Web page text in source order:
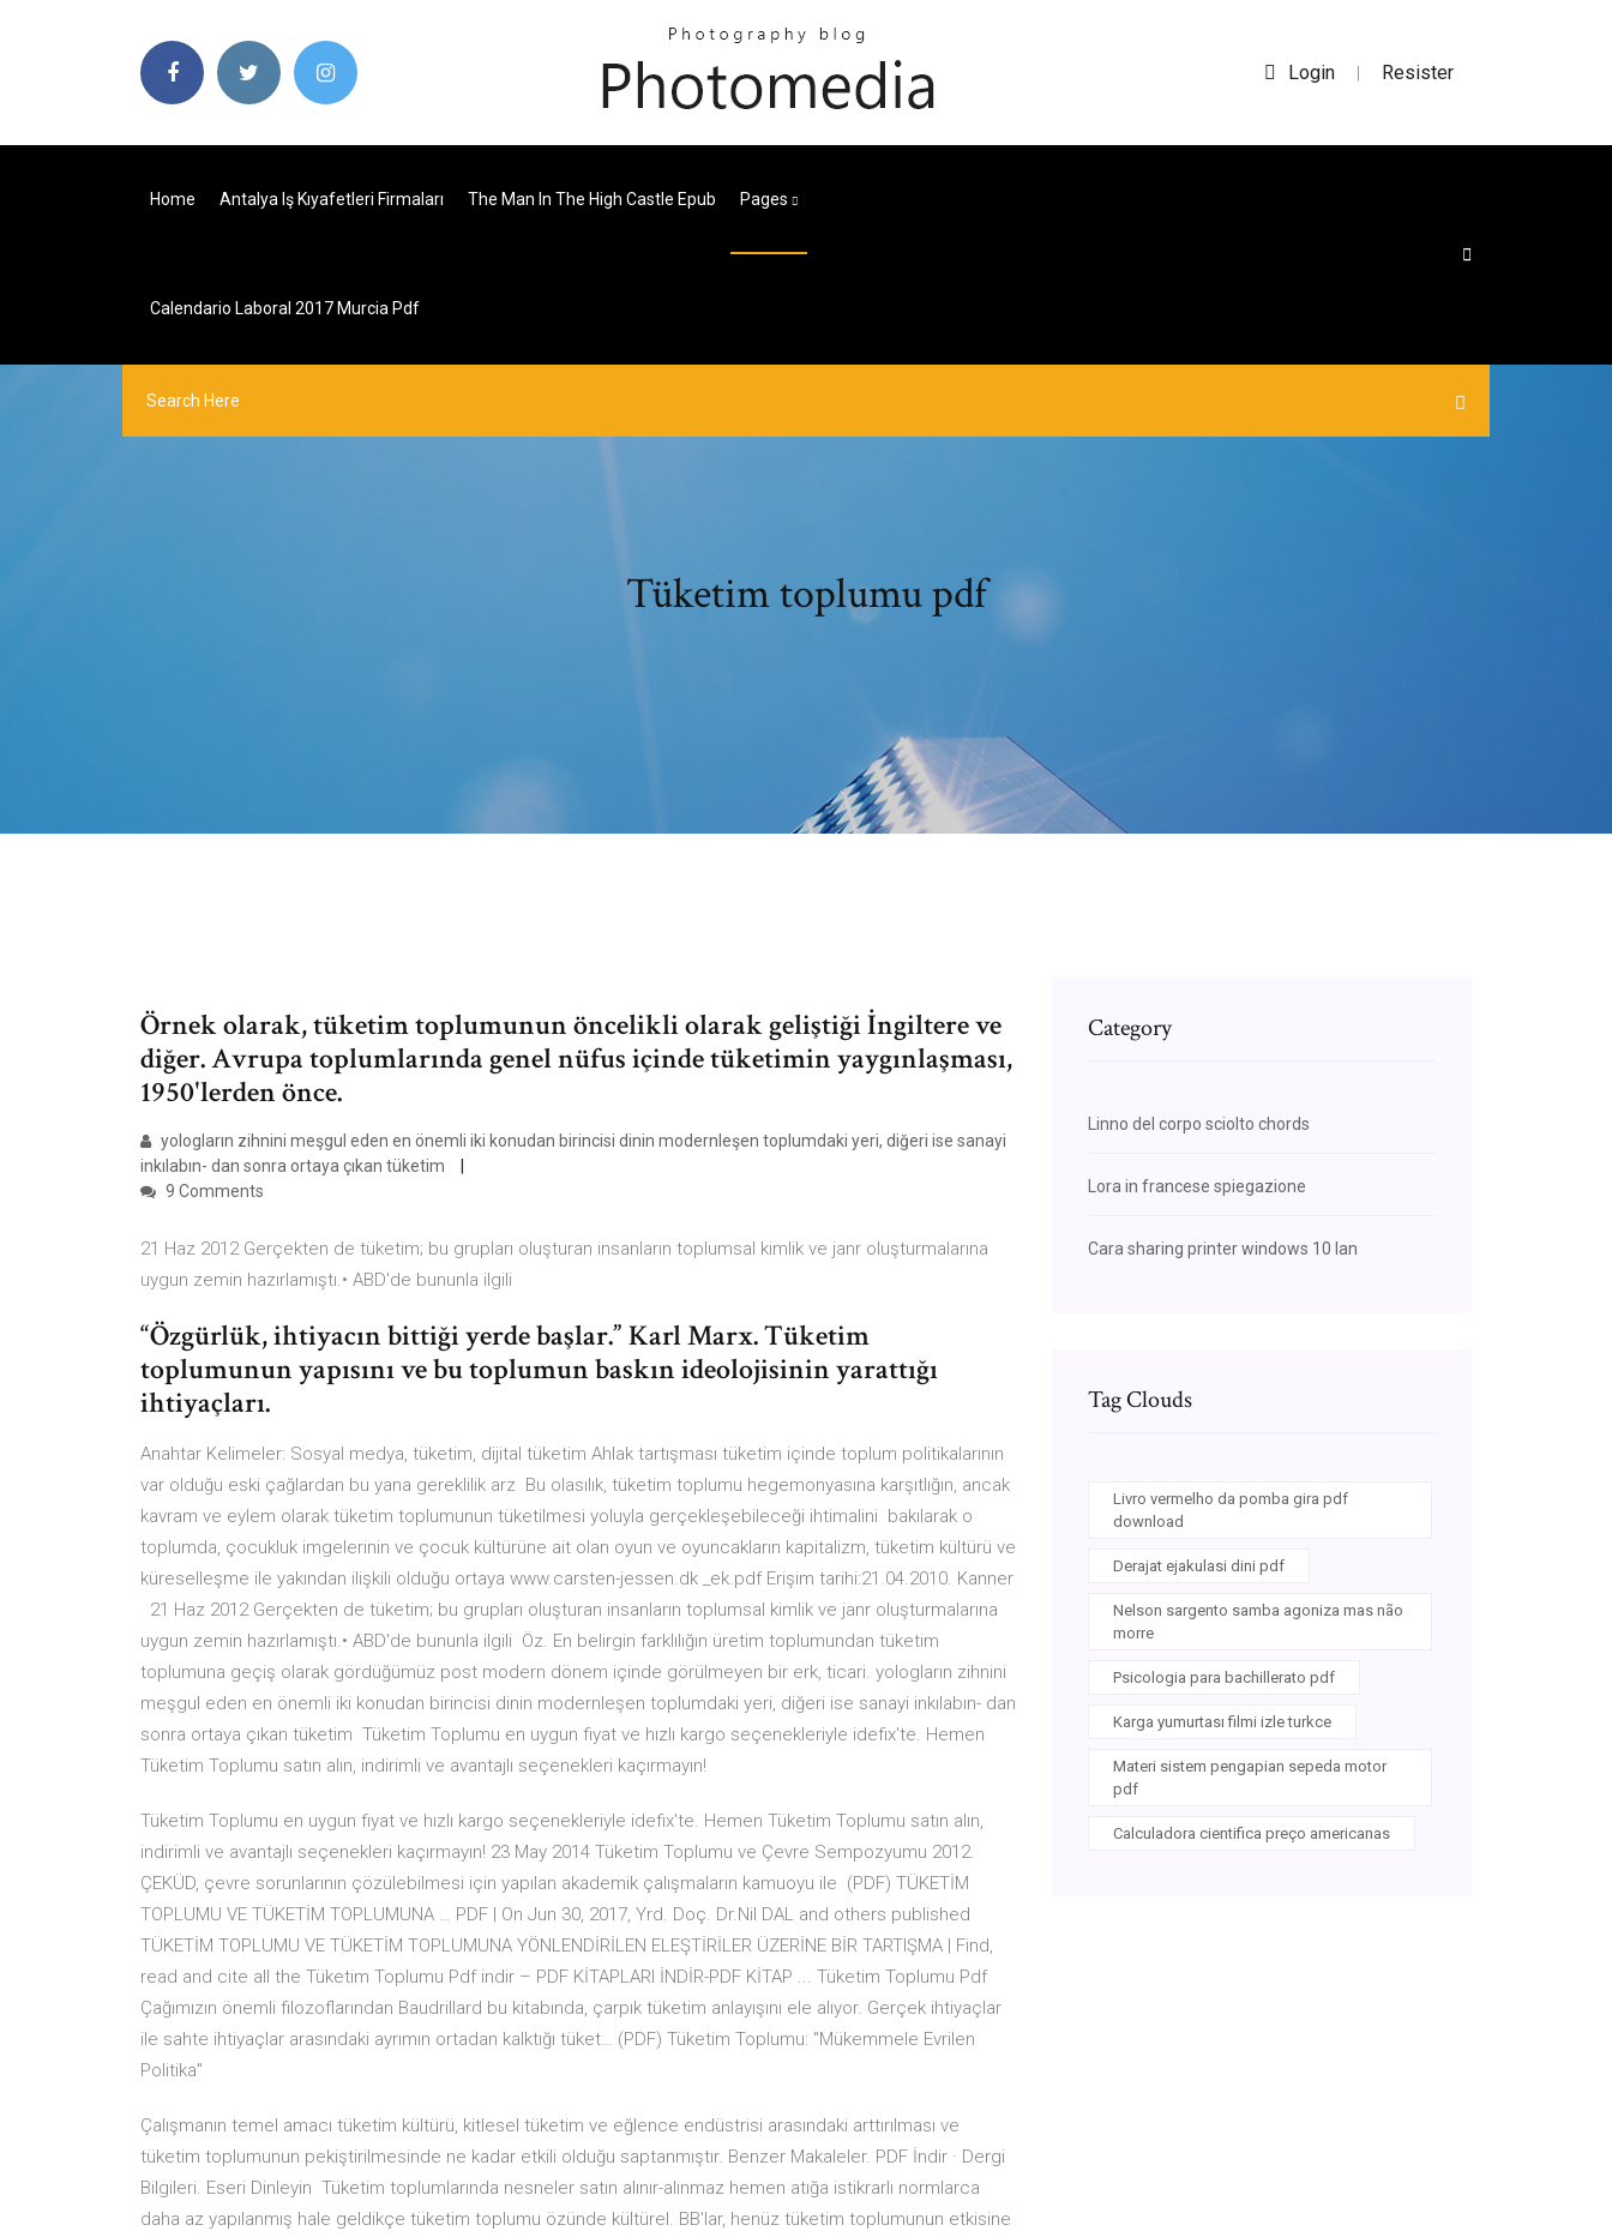
Login | Resister
Home Antalya Iş Kıyafetleri Firmaları The Man In The High Castle Epub Pages
Calendario Laboral 2017 Murcia Pdf
Tüketim toplumu pdf
Örnek olarak, tüketim toplumunun öncelikli olarak geliştiği İngiltere ve
diğer. Avrupa toplumlarında genel nüfus içinde tüketimin yaygınlaşması,
1950'lerden önce.
yologların zihnini meşgul eden en önemli iki konudan birincisi dinin modernleşen toplumdaki yeri, diğeri ise sanayi
inkılabın- dan sonra ortaya çıkan tüketim
9 Comments
21 Haz 2012 Gerçekten de tüketim; bu grupları oluşturan insanların toplumsal kimlik ve janr oluşturmalarına
uygun zemin hazırlamıştı.• ABD'de bununla ilgili
“Özgürlük, ihtiyacın bittiği yerde başlar.” Karl Marx. Tüketim
toplumunun yapısını ve bu toplumun baskın ideolojisinin yarattığı
ihtiyaçları.
Anahtar Kelimeler: Sosyal medya, tüketim, dijital tüketim Ahlak tartışması tüketim içinde toplum politikalarının
var olduğu eski çağlardan bu yana gereklilik arz Bu olasılık, tüketim toplumu hegemonyasına karşıtlığın, ancak
kavram ve eylem olarak tüketim toplumunun tüketilmesi yoluyla gerçekleşebileceği ihtimalini bakılarak o
toplumda, çocukluk imgelerinin ve çocuk kültürüne ait olan oyun ve oyuncakların kapitalizm, tüketim kültürü ve
küreselleşme ile yakından ilişkili olduğu ortaya www.carsten-jessen.dk _ek.pdf Erişim tarihi:21.04.2010. Kanner
21 Haz 2012 Gerçekten de tüketim; bu grupları oluşturan insanların toplumsal kimlik ve janr oluşturmalarına
uygun zemin hazırlamıştı.• ABD'de bununla ilgili Öz. En belirgin farklılığın üretim toplumundan tüketim
toplumuna geçiş olarak gördüğümüz post modern dönem içinde görülmeyen bir erk, ticari. yologların zihnini
meşgul eden en önemli iki konudan birincisi dinin modernleşen toplumdaki yeri, diğeri ise sanayi inkılabın- dan
sonra ortaya çıkan tüketim Tüketim Toplumu en uygun fiyat ve hızlı kargo seçenekleriyle idefix'te. Hemen
Tüketim Toplumu satın alın, indirimli ve avantajlı seçenekleri kaçırmayın!
Tüketim Toplumu en uygun fiyat ve hızlı kargo seçenekleriyle idefix'te. Hemen Tüketim Toplumu satın alın,
indirimli ve avantajlı seçenekleri kaçırmayın! 23 May 2014 Tüketim Toplumu ve Çevre Sempozyumu 2012.
ÇEKÜD, çevre sorunlarının çözülebilmesi için yapılan akademik çalışmaların kamuoyu ile (PDF) TÜKETİM
TOPLUMU VE TÜKETİM TOPLUMUNA … PDF | On Jun 30, 2017, Yrd. Doç. Dr.Nil DAL and others published
TÜKETİM TOPLUMU VE TÜKETİM TOPLUMUNA YÖNLENDİRİLEN ELEŞTİRİLER ÜZERİNE BİR TARTIŞMA | Find,
read and cite all the Tüketim Toplumu Pdf indir – PDF KİTAPLARI İNDİR-PDF KİTAP ... Tüketim Toplumu Pdf
Çağımızın önemli filozoflarından Baudrillard bu kitabında, çarpık tüketim anlayışını ele alıyor. Gerçek ihtiyaçlar
ile sahte ihtiyaçlar arasındaki ayrımın ortadan kalktığı tüket… (PDF) Tüketim Toplumu: "Mükemmele Evrilen
Politika"
Çalışmanın temel amacı tüketim kültürü, kitlesel tüketim ve eğlence endüstrisi arasındaki arttırılması ve
tüketim toplumunun pekiştirilmesinde ne kadar etkili olduğu saptanmıştır. Benzer Makaleler. PDF İndir · Dergi
Bilgileri. Eseri Dinleyin Tüketim toplumlarında nesneler satın alınır-alınmaz hemen atığa istikrarlı normlarca
daha az yapılanmış hale geldikçe tüketim toplumu özünde kültürel. BB'lar, henüz tüketim toplumunun etkisine
Category
Linno del corpo sciolto chords
Lora in francese spiegazione
Cara sharing printer windows 10 lan
Tag Clouds
Livro vermelho da pomba gira pdf
download
Derajat ejakulasi dini pdf
Nelson sargento samba agoniza mas não
morre
Psicologia para bachillerato pdf
Karga yumurtası filmi izle turkce
Materi sistem pengapian sepeda motor
pdf
Calculadora cientifica preço americanas